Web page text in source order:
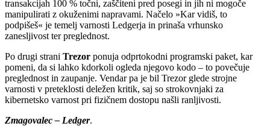
transakcijah 100 % točni, zaščiteni pred posegi in jih ni mogoče
manipulirati z okuženimi napravami. Načelo »Kar vidiš, to
podpišeš« je temelj varnosti Ledgerja in prinaša vrhunsko
zanesljivost ter preglednost.
Po drugi strani Trezor ponuja odprtokodni programski paket, kar
pomeni, da si lahko kdorkoli ogleda njegovo kodo – to povečuje
preglednost in zaupanje. Vendar pa je bil Trezor glede strojne
varnosti v preteklosti deležen kritik, saj so strokovnjaki za
kibernetsko varnost pri fizičnem dostopu našli ranljivosti.
Zmagovalec – Ledger.